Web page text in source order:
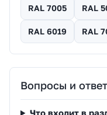
RAL 7005 RAL
RAL 6019 RAL
Вопросы и
Что входит в